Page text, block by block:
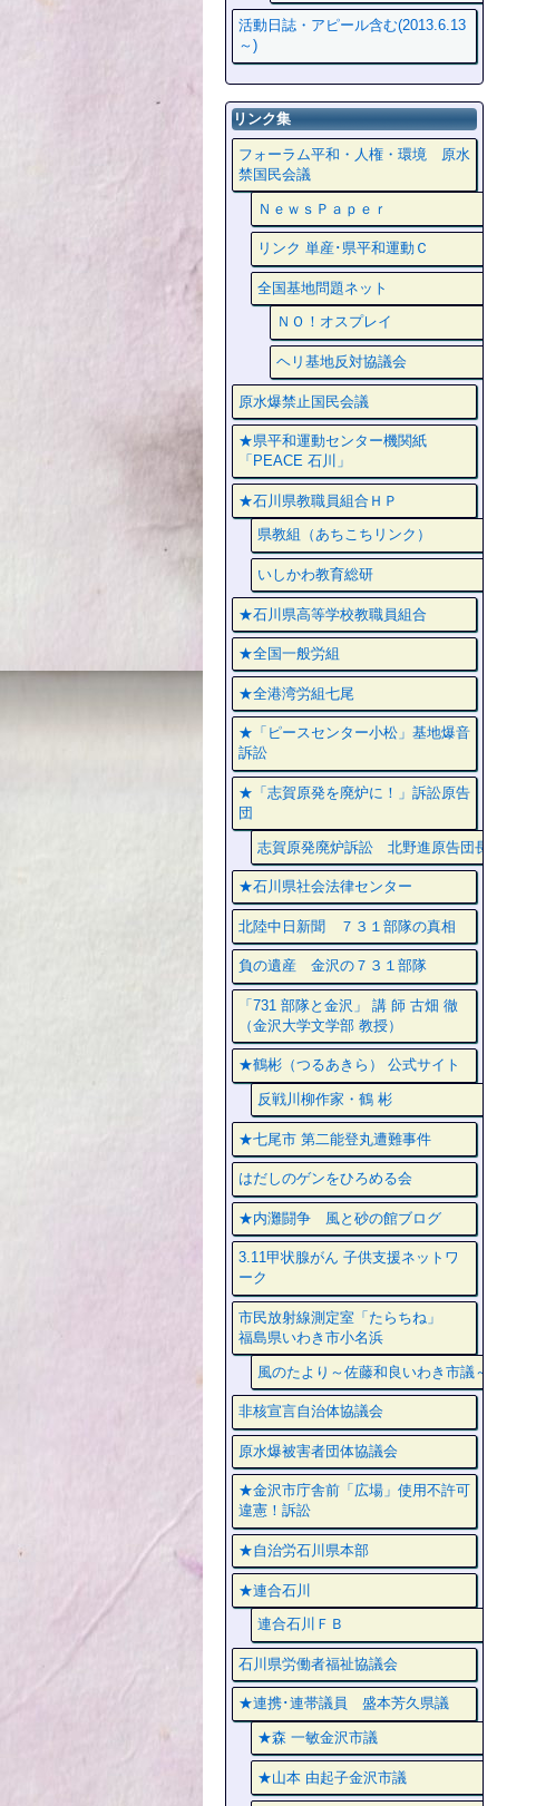
活動日誌・アピール含む(2013.6.13
～)
リンク集
フォーラム平和・人権・環境 原水
禁国民会議
ＮｅｗｓＰａｐｅｒ
リンク 単産･県平和運動Ｃ
全国基地問題ネット
ＮＯ！オスプレイ
ヘリ基地反対協議会
原水爆禁止国民会議
★県平和運動センター機関紙
「PEACE 石川」
★石川県教職員組合ＨＰ
県教組（あちこちリンク）
いしかわ教育総研
★石川県高等学校教職員組合
★全国一般労組
★全港湾労組七尾
★「ピースセンター小松」基地爆音
訴訟
★「志賀原発を廃炉に！」訴訟原告
団
志賀原発廃炉訴訟 北野進原告団長
★石川県社会法律センター
北陸中日新聞 ７３１部隊の真相
負の遺産 金沢の７３１部隊
「731 部隊と金沢」 講 師 古畑 徹
（金沢大学文学部 教授）
★鶴彬（つるあきら） 公式サイト
反戦川柳作家・鶴 彬
★七尾市 第二能登丸遭難事件
はだしのゲンをひろめる会
★内灘闘争 風と砂の館ブログ
3.11甲状腺がん 子供支援ネットワ
ーク
市民放射線測定室「たらちね」
福島県いわき市小名浜
風のたより～佐藤和良いわき市議～
非核宣言自治体協議会
原水爆被害者団体協議会
★金沢市庁舎前「広場」使用不許可
違憲！訴訟
★自治労石川県本部
★連合石川
連合石川ＦＢ
石川県労働者福祉協議会
★連携･連帯議員 盛本芳久県議
★森 一敏金沢市議
★山本 由起子金沢市議